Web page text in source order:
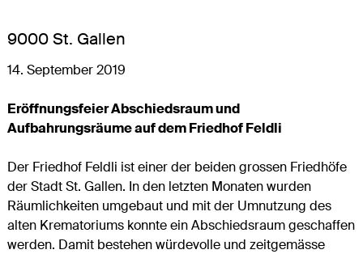
9000 St. Gallen
14. September 2019
Eröffnungsfeier Abschiedsraum und
Aufbahrungsräume auf dem Friedhof Feldli
Der Friedhof Feldli ist einer der beiden grossen Friedhöfe
der Stadt St. Gallen. In den letzten Monaten wurden
Räumlichkeiten umgebaut und mit der Umnutzung des
alten Krematoriums konnte ein Abschiedsraum geschaffen
werden. Damit bestehen würdevolle und zeitgemässe